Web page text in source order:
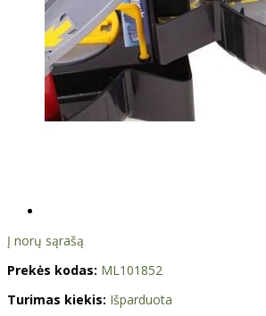
Į norų sąrašą
Prekės kodas: ML101852
Turimas kiekis: Išparduota